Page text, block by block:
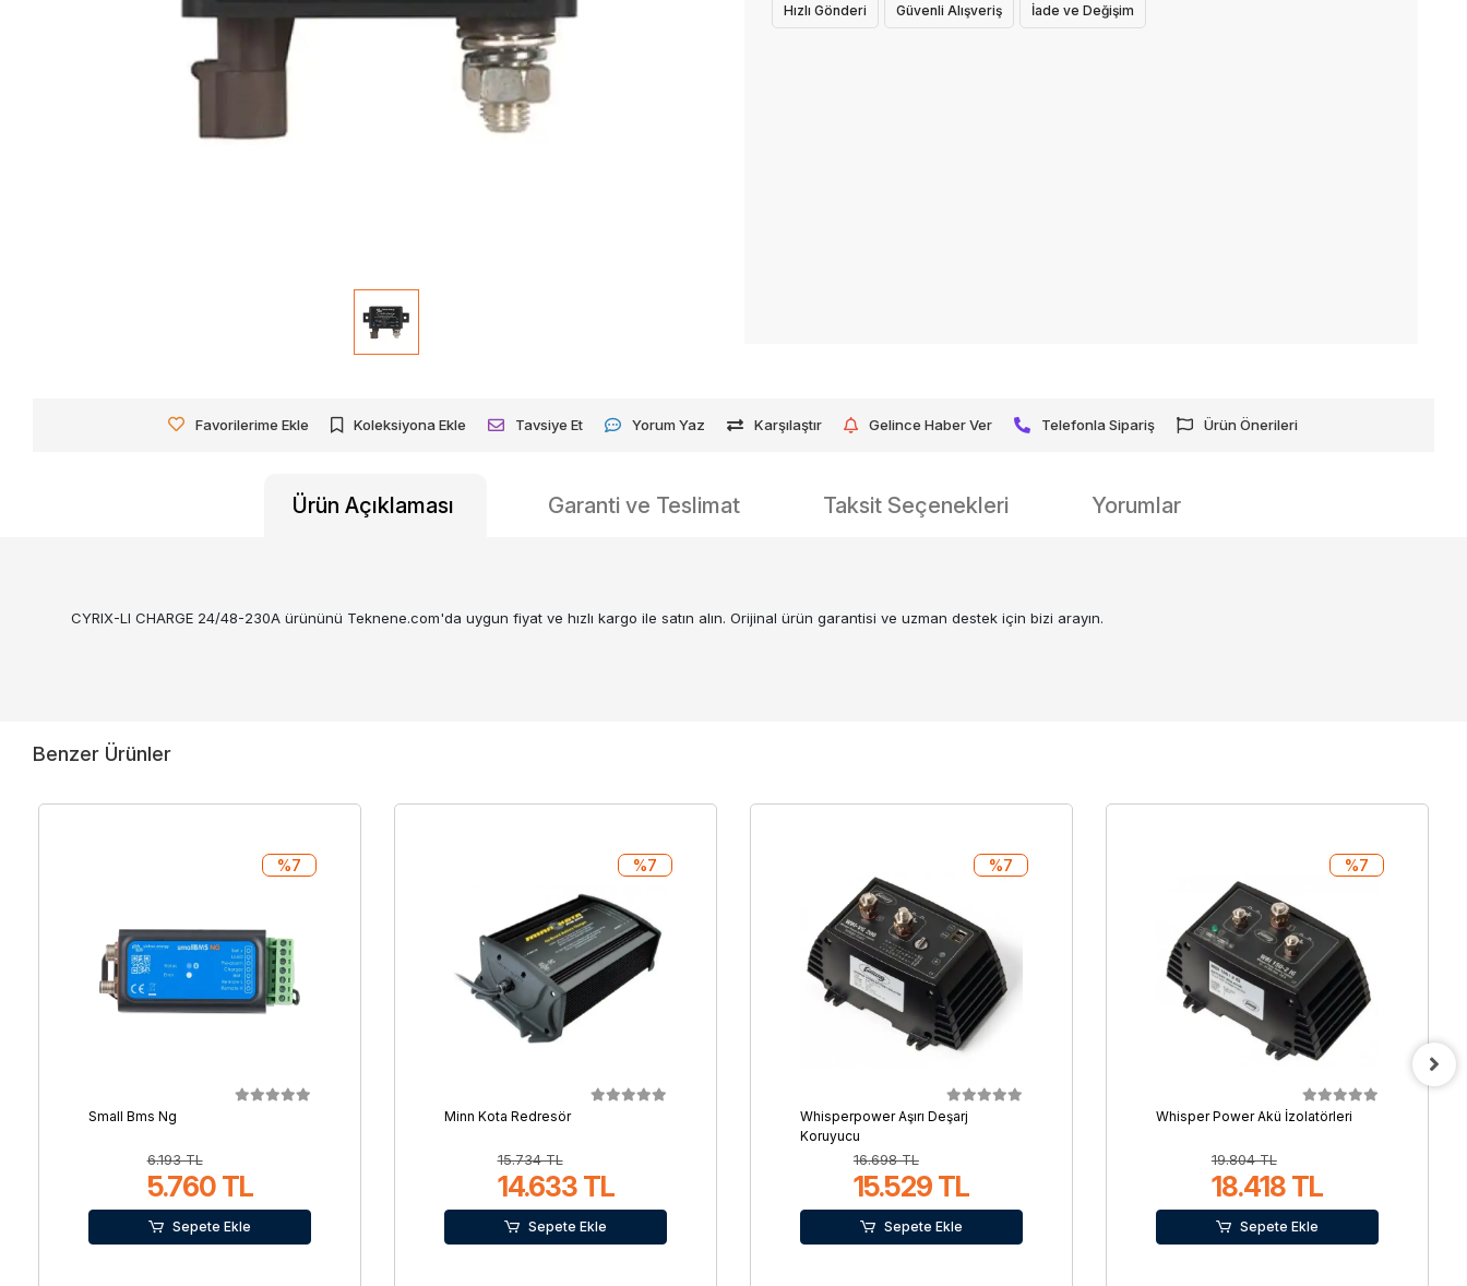
Hızlı Gönderi Güvenli Alışveriş İade ve Değişim
Favorilerime Ekle Koleksiyona Ekle Tavsiye Et Yorum Yaz Karşılaştır Gelince Haber Ver Telefonla Sipariş Ürün Önerileri
Ürün Açıklaması Garanti ve Teslimat Taksit Seçenekleri Yorumlar
CYRIX-LI CHARGE 24/48-230A ürününü Teknene.com'da uygun fiyat ve hızlı kargo ile satın alın. Orijinal ürün garantisi ve uzman destek için bizi arayın.
Benzer Ürünler
Small Bms Ng
6.193 TL
5.760 TL
%7
Sepete Ekle
Minn Kota Redresör
15.734 TL
14.633 TL
%7
Sepete Ekle
Whisperpower Aşırı Deşarj
Koruyucu
16.698 TL
15.529 TL
%7
Sepete Ekle
Whisper Power Akü İzolatörleri
19.804 TL
18.418 TL
%7
Sepete Ekle